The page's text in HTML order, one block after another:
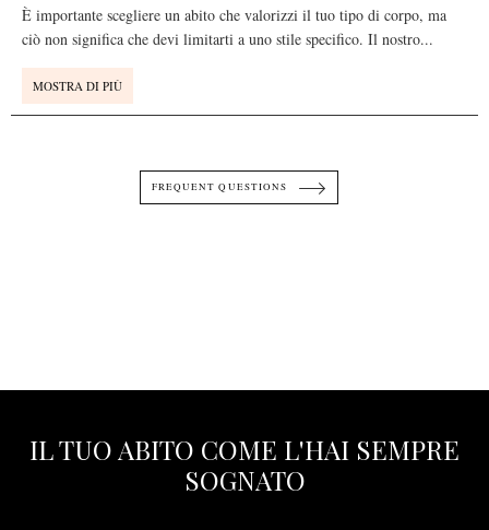
È importante scegliere un abito che valorizzi il tuo tipo di corpo, ma
ciò non significa che devi limitarti a uno stile specifico. Il nostro...
MOSTRA DI PIÙ
FREQUENT QUESTIONS
IL TUO ABITO COME L'HAI SEMPRE
SOGNATO